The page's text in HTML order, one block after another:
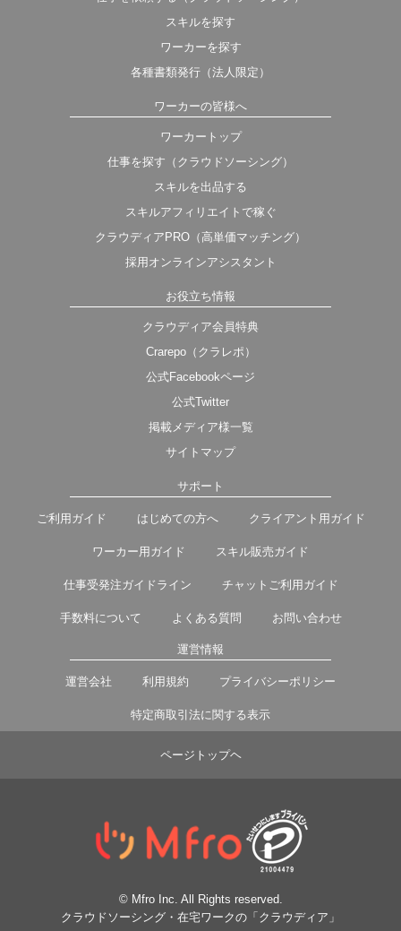
スキルを探す
ワーカーを探す
各種書類発行（法人限定）
ワーカーの皆様へ
ワーカートップ
仕事を探す（クラウドソーシング）
スキルを出品する
スキルアフィリエイトで稼ぐ
クラウディアPRO（高単価マッチング）
採用オンラインアシスタント
お役立ち情報
クラウディア会員特典
Crarepo（クラレポ）
公式Facebookページ
公式Twitter
掲載メディア様一覧
サイトマップ
サポート
ご利用ガイド はじめての方へ クライアント用ガイド
ワーカー用ガイド スキル販売ガイド
仕事受発注ガイドライン チャットご利用ガイド
手数料について よくある質問 お問い合わせ
運営情報
運営会社 利用規約 プライバシーポリシー
特定商取引法に関する表示
ページトップヘ
© Mfro Inc. All Rights reserved.
クラウドソーシング・在宅ワークの「クラウディア」